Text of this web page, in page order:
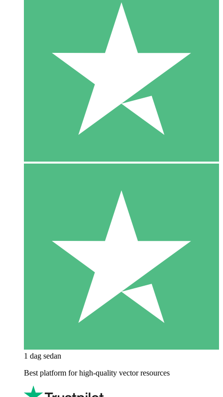
1 dag sedan
Best platform for high-quality vector resources